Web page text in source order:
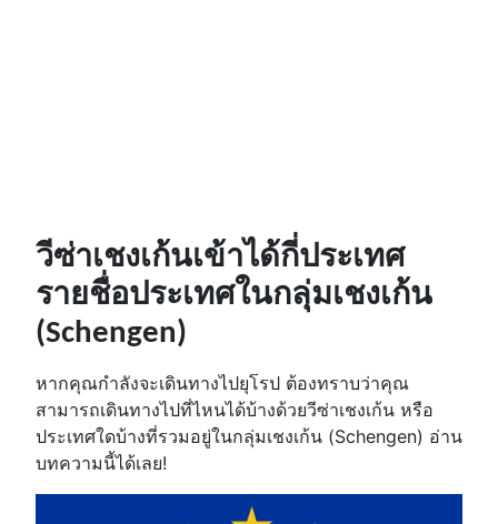
วีซ่าเชงเก้นเข้าได้กี่ประเทศ
รายชื่อประเทศในกลุ่มเชงเก้น
(Schengen)
หากคุณกำลังจะเดินทางไปยุโรป ต้องทราบว่าคุณ
สามารถเดินทางไปที่ไหนได้บ้างด้วยวีซ่าเชงเก้น หรือ
ประเทศใดบ้างที่รวมอยู่ในกลุ่มเชงเก้น (Schengen) อ่าน
บทความนี้ได้เลย!